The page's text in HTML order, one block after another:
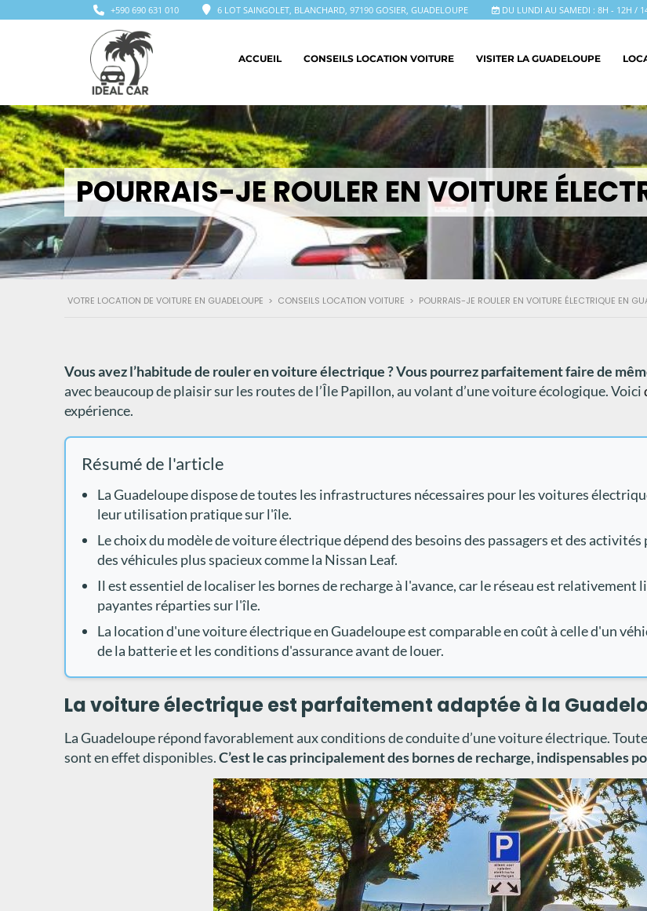
DU LUNDI AU SAMEDI : 8H - 12H /
6 LOT SAINGOLET, BLANCHARD, 97190 GOSIER, GUADELOUPE
+590 690 631 010
ACCUEIL CONSEILS LOCATION VOITURE VISITER LA GUADELOUPE
POURRAIS-JE ROULER EN VOITURE
VOTRE LOCATION DE VOITURE EN GUADELOUPE > CONSEILS LOCATION VOITURE > POURRAIS-JE ROULER EN VOITURE ÉLECTRIQUE EN
Vous avez l’habitude de rouler en voiture électrique ? Vous pourrez parfaitement faire de
avec beaucoup de plaisir sur les routes de l’Île Papillon, au volant d’une voiture écologique. Voici
expérience.
Résumé de l'article
La Guadeloupe dispose de toutes les infrastructures nécessaires pour les voitures
leur utilisation pratique sur l'île.
Le choix du modèle de voiture électrique dépend des besoins des passagers et des
des véhicules plus spacieux comme la Nissan Leaf.
Il est essentiel de localiser les bornes de recharge à l'avance, car le réseau est
payantes réparties sur l'île.
La location d'une voiture électrique en Guadeloupe est comparable en coût à celle d'un
de la batterie et les conditions d'assurance avant de louer.
La voiture électrique est parfaitement adaptée à la
La Guadeloupe répond favorablement aux conditions de conduite d’une voiture électrique.
sont en effet disponibles.C’est le cas principalement des bornes de recharge, indispensables